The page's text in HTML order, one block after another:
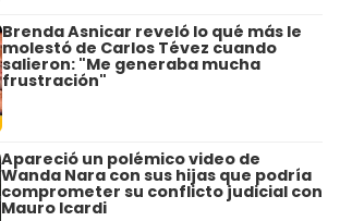
Brenda Asnicar reveló lo qué más le
molestó de Carlos Tévez cuando
salieron: "Me generaba mucha
frustración"
Apareció un polémico video de
Wanda Nara con sus hijas que podría
comprometer su conflicto judicial con
Mauro Icardi